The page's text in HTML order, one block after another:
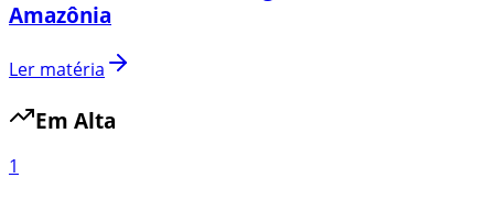
Amazônia
Ler matéria
Em Alta
1